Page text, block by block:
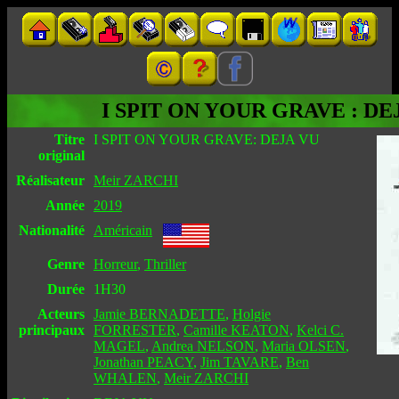
I SPIT ON YOUR GRAVE :
Titre
original
I SPIT ON YOUR GRAVE: DEJA VU
Réalisateur Meir ZARCHI
Année
2019
Nationalité
Américain
Genre Horreur, Thriller
Durée
1H30
Acteurs
principaux
Jamie BERNADETTE, Holgie
FORRESTER, Camille KEATON, Kelci C.
MAGEL, Andrea NELSON, Maria OLSEN,
Jonathan PEACY, Jim TAVARE, Ben
WHALEN, Meir ZARCHI